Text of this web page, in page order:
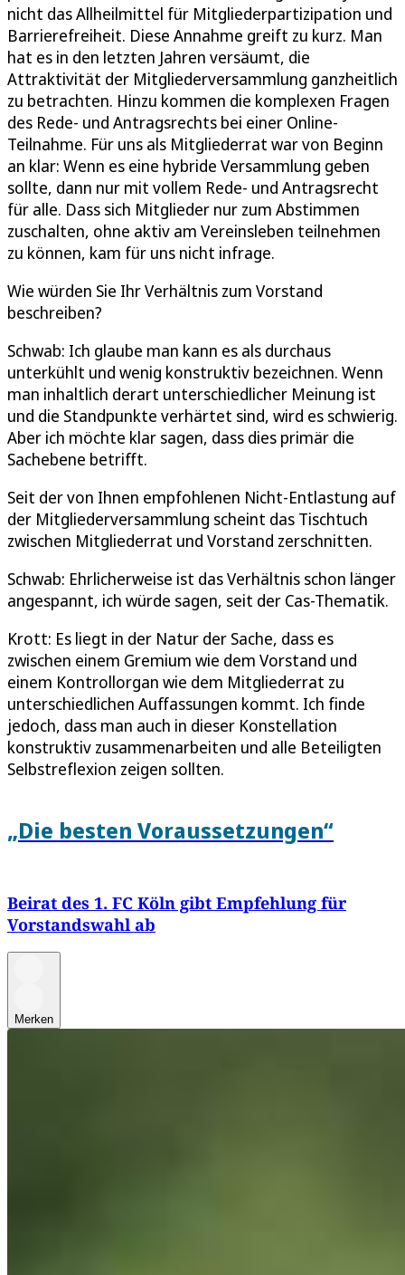
nicht das Allheilmittel für Mitgliederpartizipation und
Barrierefreiheit. Diese Annahme greift zu kurz. Man
hat es in den letzten Jahren versäumt, die
Attraktivität der Mitgliederversammlung ganzheitlich
zu betrachten. Hinzu kommen die komplexen Fragen
des Rede- und Antragsrechts bei einer Online-
Teilnahme. Für uns als Mitgliederrat war von Beginn
an klar: Wenn es eine hybride Versammlung geben
sollte, dann nur mit vollem Rede- und Antragsrecht
für alle. Dass sich Mitglieder nur zum Abstimmen
zuschalten, ohne aktiv am Vereinsleben teilnehmen
zu können, kam für uns nicht infrage.
Wie würden Sie Ihr Verhältnis zum Vorstand
beschreiben?
Schwab: Ich glaube man kann es als durchaus
unterkühlt und wenig konstruktiv bezeichnen. Wenn
man inhaltlich derart unterschiedlicher Meinung ist
und die Standpunkte verhärtet sind, wird es schwierig.
Aber ich möchte klar sagen, dass dies primär die
Sachebene betrifft.
Seit der von Ihnen empfohlenen Nicht-Entlastung auf
der Mitgliederversammlung scheint das Tischtuch
zwischen Mitgliederrat und Vorstand zerschnitten.
Schwab: Ehrlicherweise ist das Verhältnis schon länger
angespannt, ich würde sagen, seit der Cas-Thematik.
Krott: Es liegt in der Natur der Sache, dass es
zwischen einem Gremium wie dem Vorstand und
einem Kontrollorgan wie dem Mitgliederrat zu
unterschiedlichen Auffassungen kommt. Ich finde
jedoch, dass man auch in dieser Konstellation
konstruktiv zusammenarbeiten und alle Beteiligten
Selbstreflexion zeigen sollten.
„Die besten Voraussetzungen“
Beirat des 1. FC Köln gibt Empfehlung für
Vorstandswahl ab
Merken